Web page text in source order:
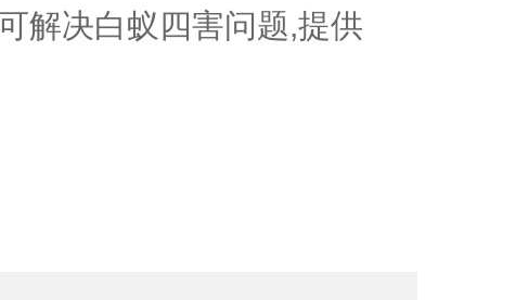
解决白蚁四害问题,提供